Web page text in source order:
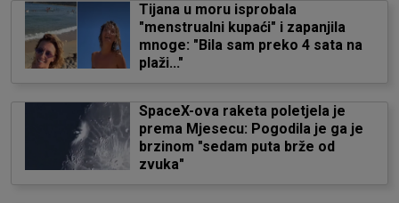
Tijana u moru isprobala
"menstrualni kupaći" i zapanjila
mnoge: "Bila sam preko 4 sata na
plaži..."
SpaceX-ova raketa poletjela je
prema Mjesecu: Pogodila je ga je
brzinom "sedam puta brže od
zvuka"